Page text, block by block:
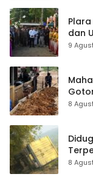
dan
9
8
8